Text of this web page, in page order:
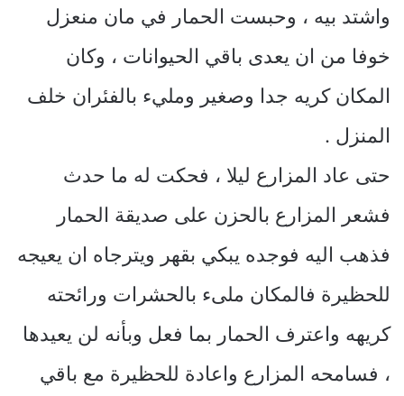
واشتد بيه ، وحبست الحمار في مان منعزل
خوفا من ان يعدى باقي الحيوانات ، وكان
المكان كريه جدا وصغير ومليء بالفئران خلف
المنزل .
حتى عاد المزارع ليلا ، فحكت له ما حدث
فشعر المزارع بالحزن على صديقة الحمار
فذهب اليه فوجده يبكي بقهر ويترجاه ان يعيجه
للحظيرة فالمكان ملىء بالحشرات ورائحته
كريهه واعترف الحمار بما فعل وبأنه لن يعيدها
، فسامحه المزارع واعادة للحظيرة مع باقي